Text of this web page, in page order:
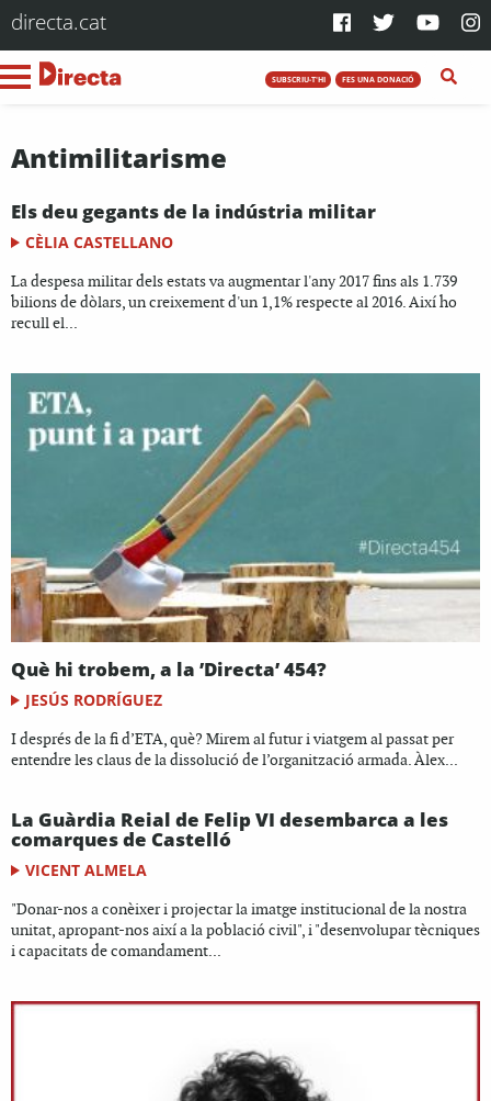
directa.cat
SUBSCRIU-T'HI FES UNA DONACIÓ
Antimilitarisme
Els deu gegants de la indústria militar
CÈLIA CASTELLANO
La despesa militar dels estats va augmentar l'any 2017 fins als 1.739
bilions de dòlars, un creixement d'un 1,1% respecte al 2016. Així ho
recull el...
Què hi trobem, a la ’Directa’ 454?
JESÚS RODRÍGUEZ
I després de la fi d’ETA, què? Mirem al futur i viatgem al passat per
entendre les claus de la dissolució de l’organització armada. Àlex...
La Guàrdia Reial de Felip VI desembarca a les
comarques de Castelló
VICENT ALMELA
"Donar-nos a conèixer i projectar la imatge institucional de la nostra
unitat, apropant-nos així a la població civil", i "desenvolupar tècniques
i capacitats de comandament...